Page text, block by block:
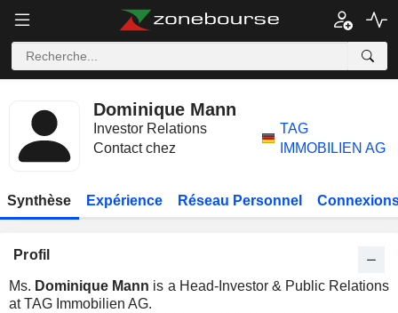
Dominique Mann
Investor Relations
Contact chez
TAG
IMMOBILIEN AG
Synthèse Expérience Réseau Personnel
Profil
Ms. Dominique Mann is a Head-Investor & Public Relations
at TAG Immobilien AG.